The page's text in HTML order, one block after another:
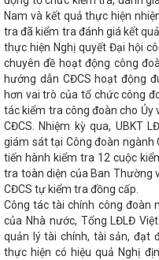
13 cá nhân tiêu biểu
Tĩnh tham gia xúc tiến thương
Bắc – Điện Biên năm 2024
đỡ đầu nông thôn mới
Bí thư Tỉnh ủy Hà Tĩnh
Đảng khóa XIV
Trước khi
khóa XIV sẽ tiến hành Hội
khí Vũng Áng (PV Oil)
5 năm 2024
Hà Tĩnh
giao dịch mua hàng với
Hà Tĩnh triển khai hướng dẫn
thống quản lý văn bản chỉ
tham quan gian hàng Hà
tế Lào Việt phát động Tháng
của Ban Thường vụ Tỉnh
dân cần cảnh giác
Hà Tĩnh có thêm một cụm
bố các quyết định luân
Nam và kết quả thực hiện
tra đã kiểm tra đánh giá kết
thực hiện Nghị quyết Đại hội
chuyên đề hoạt động công
hướng dẫn CĐCS hoạt động
hơn vai trò của tổ chức công
tác kiểm tra công đoàn cho Ủy
CĐCS. Nhiệm kỳ qua, UBKT
giám sát tại Công đoàn ngành
tiến hành kiểm tra 12 cuộc
tra toàn diện của Ban Thường
CĐCS tự kiểm tra đồng cấp.
Công tác tài chính công đoàn
của Nhà nước, Tổng LĐLĐ
quản lý tài chính, tài sản, đạt
thực hiện có hiệu quả Nghị